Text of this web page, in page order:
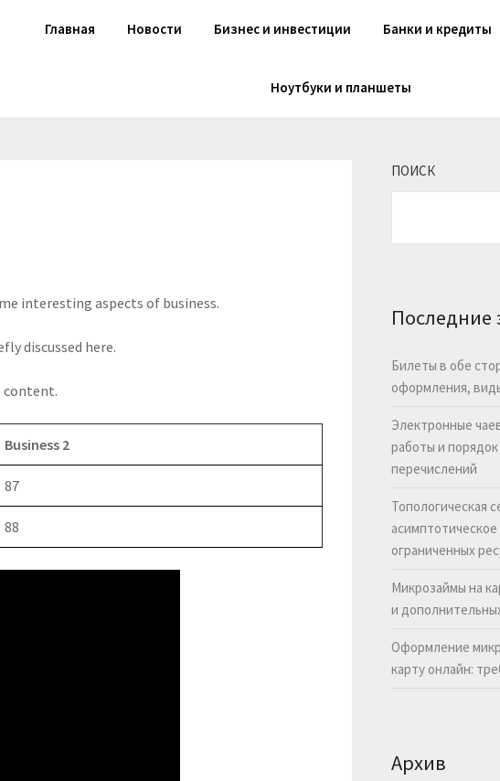
Главная Новости Бизнес и инвестиции Банки и кредиты
Ноутбуки и планшеты
interesting aspects of business.
discussed here.
content.
Business 2
87
88
ПОИСК
Последние
Билеты в обе
оформления,
Электронные
работы и
перечислений
Топологическая
ограниченных
Микрозаймы на
и
Оформление
карту онлайн:
Архив